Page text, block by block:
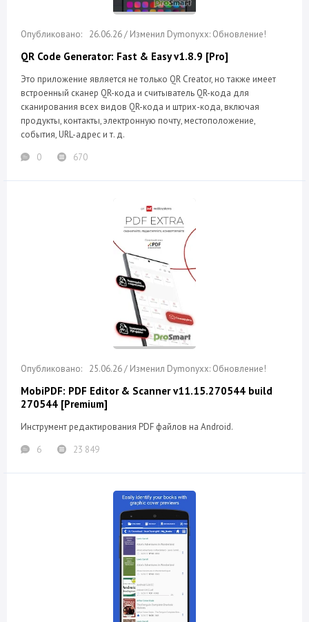
26.06.26 / Изменил Dymonyxx: Обновление!
QR Code Generator: Fast & Easy v1.8.9 [Pro]
Это приложение является не только QR Creator, но также имеет
встроенный сканер QR-кода и считыватель QR-кода для
сканирования всех видов QR-кода и штрих-кода, включая
продукты, контакты, электронную почту, местоположение,
события, URL-адрес и т. д.
0
670
25.06.26 / Изменил Dymonyxx: Обновление!
MobiPDF: PDF Editor & Scanner v11.15.270544 build
270544 [Premium]
Инструмент редактирования PDF файлов на Android.
6
23 849